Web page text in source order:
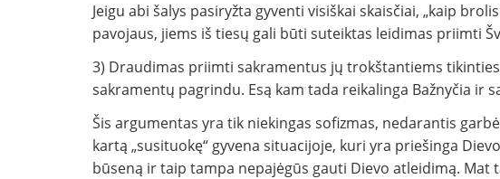
Jeigu abi šalys pasiryžta gyventi visiškai skaisčiai, „kaip
pavojaus, jiems iš tiesų gali būti suteiktas leidimas priimti
3) Draudimas priimti sakramentus jų trokštantiems
sakramentų pagrindu. Esą kam tada reikalinga Bažnyčia ir
Šis argumentas yra tik niekingas sofizmas, nedarantis
kartą „susituokę“ gyvena situacijoje, kuri yra priešinga
būseną ir taip tampa nepajėgūs gauti Dievo atleidimą. Mat